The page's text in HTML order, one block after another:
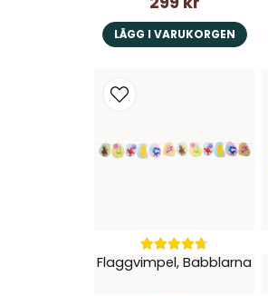
LÄGG I VARUKORGEN
Flaggvimpel, Babblarna